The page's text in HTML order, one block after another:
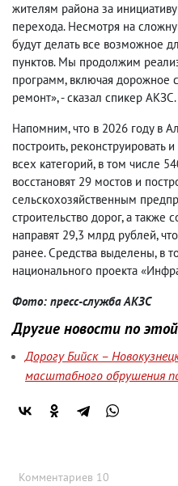
жителям района за
перехода. Несмотря на
будут делать все возможное
пунктов. Мы продолжим
программ, включая дорожное
ремонт», - сказал спикер АКЗС.
Напомним, что в 2026 году в
построить, реконструировать
всех категорий, в том числе
восстановят 29 мостов и
сельскохозяйственным
строительство дорог, а также
направят 29,3 млрд рублей,
ранее. Средства выделены, в
национального проекта
Фото: пресс-служба АКЗС
Другие новости по
Дорогу Бийск –
масштабного обрушения
Комментариев 10